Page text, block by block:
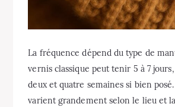
La fréquence dépend du type de
vernis classique peut tenir 5 à 7
deux et quatre semaines si bien
varient grandement selon le lieu et